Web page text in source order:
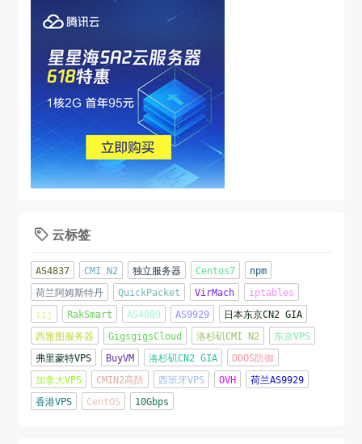
 云标签
AS4837 CMI N2 独立服务器 Centos7
npm
荷兰阿姆斯特丹
QuickPacket VirMach
iptables
iij
RakSmart AS4809 AS9929
日本东京CN2 GIA
西雅图服务器
GigsgigsCloud 洛杉矶CMI N2
东京VPS
弗里蒙特VPS
BuyVM 洛杉矶CN2 GIA
DDOS防御
加拿大VPS
CMIN2高防 西班牙VPS OVH
荷兰AS9929
香港VPS
CentOS 10Gbps